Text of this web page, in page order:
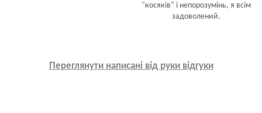
"косяків" і непорозумінь, я всім
задоволений.
Переглянути написані від руки відгуки